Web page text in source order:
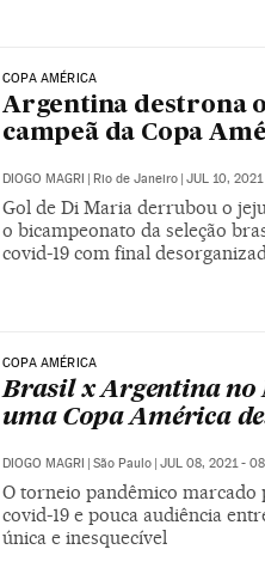
COPA AMÉRICA
Argentina destrona
campeã da Copa
DIOGO MAGRI | Rio de Janeiro | JUL 10,
Gol de Di Maria derrubou o
o bicampeonato da seleção
covid-19 com final
COPA AMÉRICA
Brasil x Argentina no
uma Copa América
DIOGO MAGRI São Paulo JUL 08, 2021 -
O torneio pandêmico
covid-19 e pouca audiência
única e inesquecível